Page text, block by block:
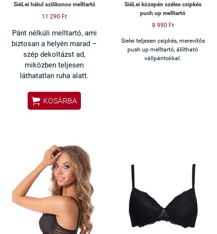
SiéLei hátul szilikonos melltartó
11 290 Ft
Pánt nélküli melltartó, ami
biztosan a helyén marad –
szép dekoltázst ad,
miközben teljesen
láthatatlan ruha alatt.
✔ Pánt nélkül is stabil tartás
– nem csúszik le
✔ Push up hatás – szép, telt
biztos illeszkedés
✔ Levehető pántok –
többféleképpen hordható
✔ Testszín – láthatatlan
ruha alatt
Ha olyan melltartót keresel, ami
pánt nélkül is biztosan tart, ez a
modell ideális választás.
 KOSÁRBA
SíéLei közepén széles csipkés
push up melltartó
8 990 Ft
Sielei teljesen csipkés, merevítős
push up melltartó, állítható
vállpántokkal.